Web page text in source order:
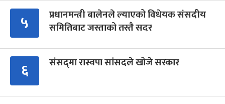
५
प्रधानमन्त्री बालेनले ल्याएको विधेयक संसदीय
समितिबाट जस्ताको तस्तै सदर
६ संसद्‍मा रास्वपा सांसदले खोजे सरकार